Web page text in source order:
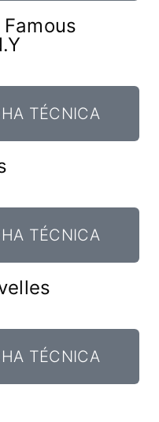
TÉCNICA
TÉCNICA
TÉCNICA